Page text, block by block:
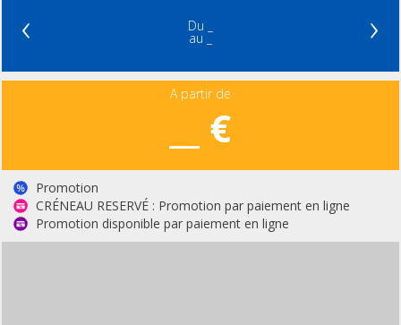
‹ Du _
au _ ›
A partir de
__ €
Promotion
CRÉNEAU RESERVÉ : Promotion par paiement en ligne
Promotion disponible par paiement en ligne